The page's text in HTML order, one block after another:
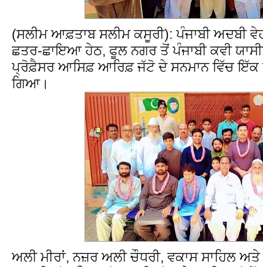
(ਸਲੀਮ ਆਫ਼ਤਾਬ ਸਲੀਮ ਕਸੂਰੀ): ਪੰਜਾਬੀ ਅਦਬੀ
ਛਤਰ-ਛਾਇਆ ਹੇਠ, ਫੂਲ ਨਗਰ ਤੋਂ ਪੰਜਾਬੀ ਕਵੀ
ਪ੍ਰੋਫ਼ੈਸਰ ਆਸਿਫ਼ ਆਰਿਫ਼ ਜੱਟੋ ਦੇ ਸਨਮਾਨ ਵਿੱਚ ਇੱਕ
ਗਿਆ।
ਅਲੀ ਮੀਰਾਂ, ਨਜ਼ਰ ਅਲੀ ਚੌਧਰੀ, ਵਕਾਸ ਸਾਹਿਲ ਅਤੇ